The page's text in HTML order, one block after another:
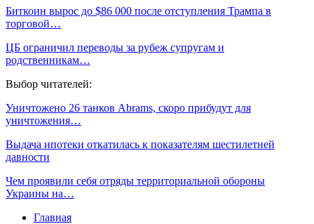
Биткоин вырос до $86 000 после отступления Трампа в
торговой…
ЦБ ограничил переводы за рубеж супругам и
родственникам…
Выбор читателей:
Уничтожено 26 танков Abrams, скоро прибудут для
уничтожения…
Выдача ипотеки откатилась к показателям шестилетней
давности
Чем проявили себя отряды территориальной обороны
Украины на…
Главная